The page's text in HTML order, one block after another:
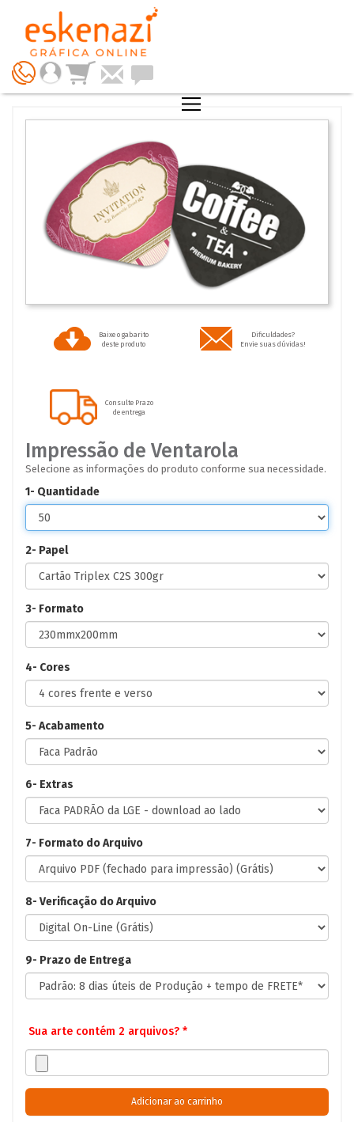
Baixe o gabarito
deste produto
Dificuldades?
Envie suas dúvidas!
Consulte Prazo
de entrega
Impressão de Ventarola
Selecione as informações do produto conforme sua necessidade.
1- Quantidade
2- Papel
3- Formato
4- Cores
5- Acabamento
6- Extras
7- Formato do Arquivo
8- Verificação do Arquivo
9- Prazo de Entrega
Sua arte contém 2 arquivos? *